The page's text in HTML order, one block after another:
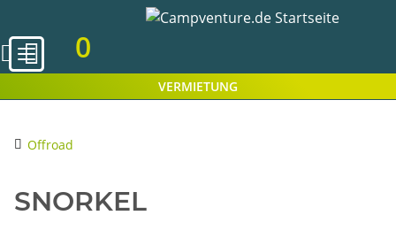
0
VERMIETUNG
Offroad
SNORKEL